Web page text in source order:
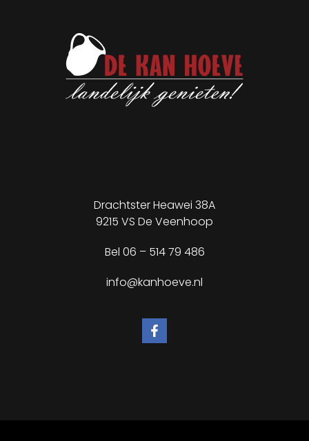
Drachtster Heawei 38A
9215 VS De Veenhoop
Bel 06 – 514 79 486
info@kanhoeve.nl